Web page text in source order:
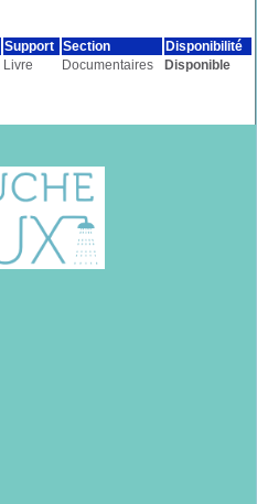
Support Section
Disponibilité
Livre Documentaires Disponible